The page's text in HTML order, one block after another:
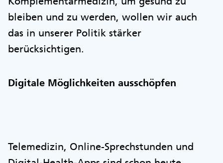
bleiben und zu werden, wollen wir auch
das in unserer Politik stärker
berücksichtigen.
Digitale Möglichkeiten ausschöpfen
Telemedizin, Online-Sprechstunden und